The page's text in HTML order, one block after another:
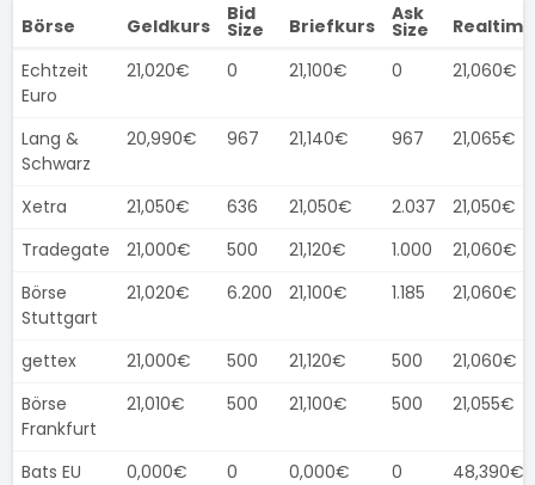
Börse Geldkurs
Bid
Size Briefkurs
Ask
Size
Echtzeit
Euro
21,020€ 0 21,100€ 0 21,060€
Lang &
Schwarz
20,990€ 967 21,140€ 967 21,065€
Xetra 21,050€ 636 21,050€ 2.037
21,050€
Tradegate
21,000€ 500 21,120€ 1.000
21,060€
Börse
Stuttgart
21,020€ 6.200 21,100€ 1.185 21,060€
gettex 21,000€ 500 21,120€ 500
21,060€
Börse
Frankfurt
21,010€ 500 21,100€ 500 21,055€
Bats EU 0,000€ 0 0,000€ 0 48,390€